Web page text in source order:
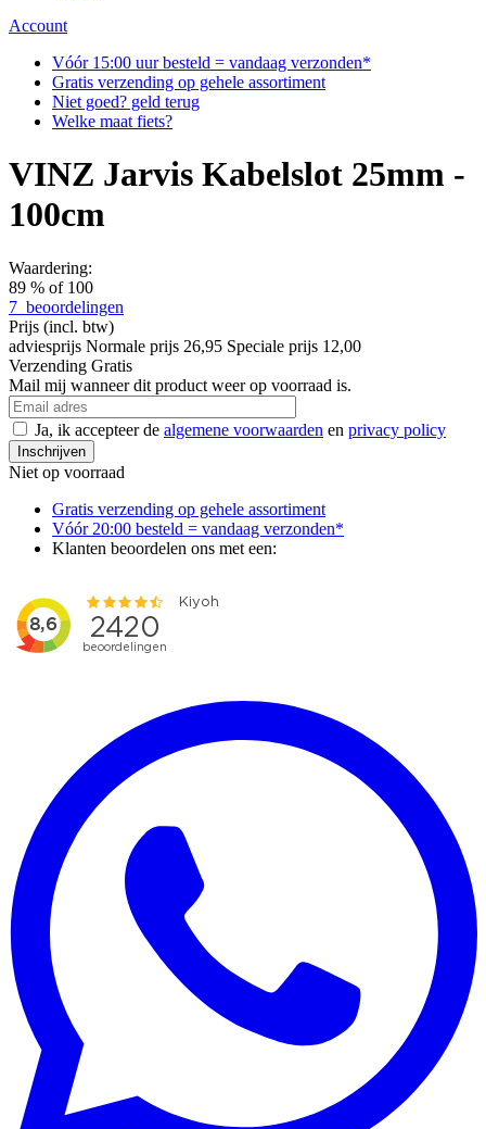
Account
Vóór 15:00 uur besteld = vandaag verzonden*
Gratis verzending op gehele assortiment
Niet goed? geld terug
Welke maat fiets?
VINZ Jarvis Kabelslot 25mm -
100cm
Waardering:
89 % of 100
7 beoordelingen
Prijs (incl. btw)
adviesprijs Normale prijs 26,95 Speciale prijs 12,00
Verzending Gratis
Mail mij wanneer dit product weer op voorraad is.
Ja, ik accepteer de algemene voorwaarden en privacy policy
Inschrijven
Niet op voorraad
Gratis verzending op gehele assortiment
Vóór 20:00 besteld = vandaag verzonden*
Klanten beoordelen ons met een: